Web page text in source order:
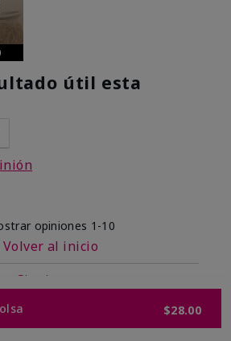
$28.00
útil esta
opiniones 1-10
Volver al inicio
Siguiente